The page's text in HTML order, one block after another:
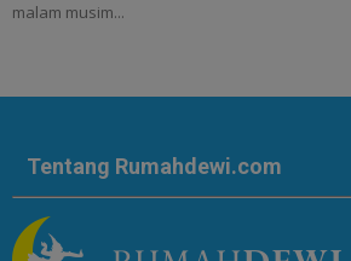
malam musim...
Tentang Rumahdewi.com